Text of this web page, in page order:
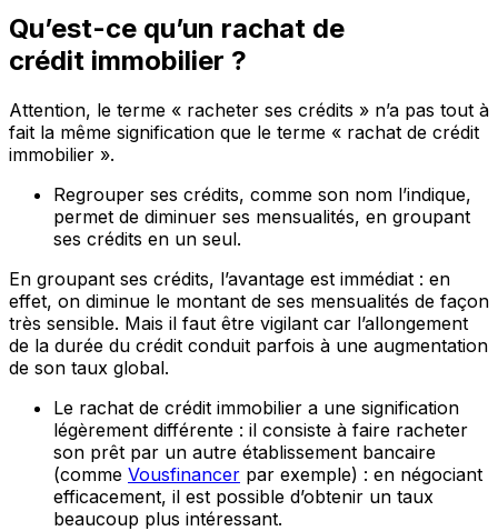
Qu’est-ce qu’un rachat de
crédit immobilier ?
Attention, le terme « racheter ses crédits » n’a pas tout à
fait la même signification que le terme « rachat de crédit
immobilier ».
Regrouper ses crédits, comme son nom l’indique,
permet de diminuer ses mensualités, en groupant
ses crédits en un seul.
En groupant ses crédits, l’avantage est immédiat : en
effet, on diminue le montant de ses mensualités de façon
très sensible. Mais il faut être vigilant car l’allongement
de la durée du crédit conduit parfois à une augmentation
de son taux global.
Le rachat de crédit immobilier a une signification
légèrement différente : il consiste à faire racheter
son prêt par un autre établissement bancaire
(comme Vousfinancer par exemple) : en négociant
efficacement, il est possible d’obtenir un taux
beaucoup plus intéressant.